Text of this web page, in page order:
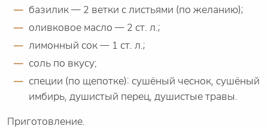
базилик — 2 ветки с листьями (по желанию);
оливковое масло — 2 ст. л.;
лимонный сок — 1 ст. л.;
соль по вкусу;
специи (по щепотке): сушёный чеснок, сушёный
имбирь, душистый перец, душистые травы.
Приготовление.